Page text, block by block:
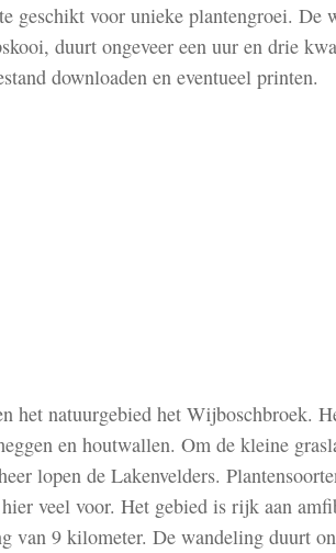
geschikt voor unieke plantengroei. De
duurt ongeveer een uur en drie
downloaden en eventueel printen.
het natuurgebied het Wijboschbroek.
en houtwallen. Om de kleine
lopen de Lakenvelders.
veel voor. Het gebied is rijk aan
van 9 kilometer. De wandeling duurt